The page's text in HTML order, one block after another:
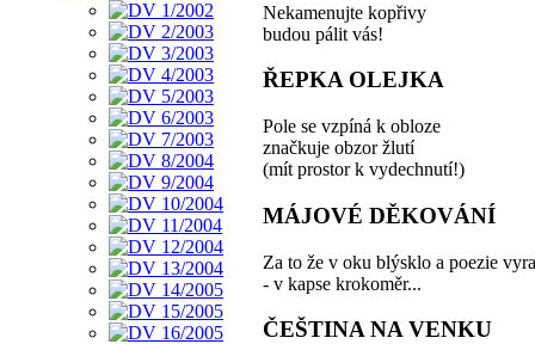
Nekamenujte kopřivy
budou pálit vás!
ŘEPKA OLEJKA
Pole se vzpíná k obloze
značkuje obzor žlutí
(mít prostor k vydechnutí!)
MÁJOVÉ DĚKOVÁNÍ
Za to že v oku blýsklo a poezie
- v kapse krokoměr...
ČEŠTINA NA VENKU